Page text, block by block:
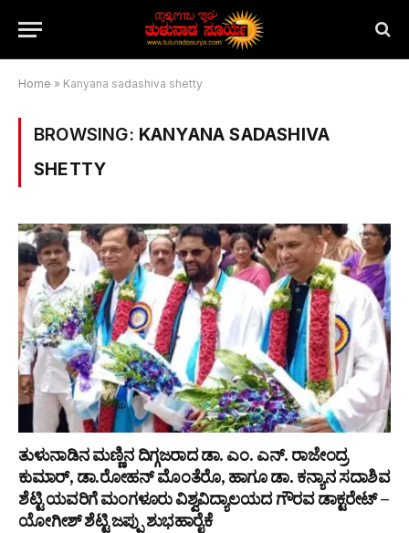
Home » Kanyana sadashiva shetty
BROWSING: KANYANA SADASHIVA
SHETTY
ತುಳುನಾಡಿನ ಮಣ್ಣಿನ ದಿಗ್ಗಜರಾದ ಡಾ. ಎಂ. ಎನ್. ರಾಜೇಂದ್ರ
ಕುಮಾರ್, ಡಾ.ರೋಹನ್ ಮೊಂತೆರೊ, ಹಾಗೂ ಡಾ. ಕನ್ಯಾನ ಸದಾಶಿವ
ಶೆಟ್ಟಿ ಯವರಿಗೆ ಮಂಗಳೂರು ವಿಶ್ವವಿದ್ಯಾಲಯದ ಗೌರವ ಡಾಕ್ಟರೇಟ್ –
ಯೋಗೀಶ್ ಶೆಟ್ಟಿ ಜಪ್ಪು ಶುಭಹಾರೈಕೆ